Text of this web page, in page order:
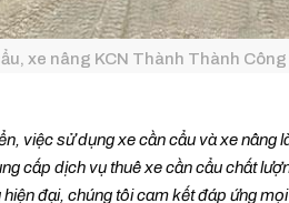
xe nâng KCN Thành Thành
việc sử dụng xe cần cẩu và xe nâng
cấp dịch vụ thuê xe cần cẩu chất
đại, chúng tôi cam kết đáp ứng